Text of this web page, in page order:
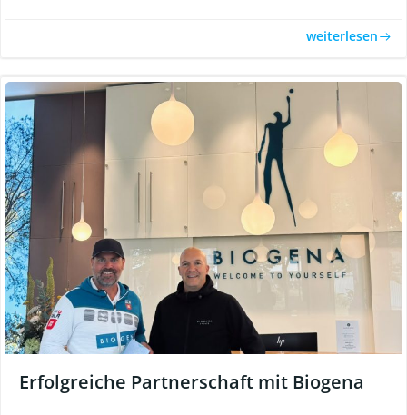
weiterlesen
Erfolgreiche Partnerschaft mit Biogena